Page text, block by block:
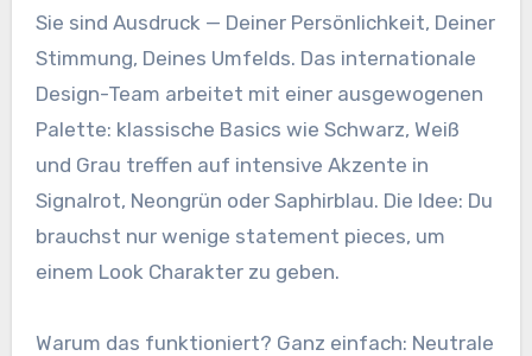
Sie sind Ausdruck — Deiner Persönlichkeit, Deiner
Stimmung, Deines Umfelds. Das internationale
Design-Team arbeitet mit einer ausgewogenen
Palette: klassische Basics wie Schwarz, Weiß
und Grau treffen auf intensive Akzente in
Signalrot, Neongrün oder Saphirblau. Die Idee: Du
brauchst nur wenige statement pieces, um
einem Look Charakter zu geben.
Warum das funktioniert? Ganz einfach: Neutrale